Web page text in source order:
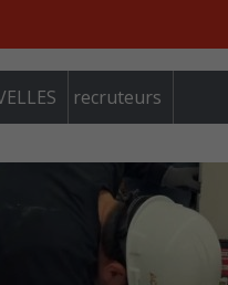
recruteurs